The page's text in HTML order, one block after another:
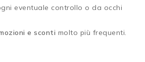
eventuale controllo o da occhi
e sconti molto più frequenti.